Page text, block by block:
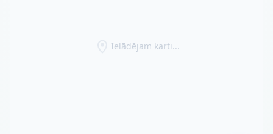
Ielādējam karti...